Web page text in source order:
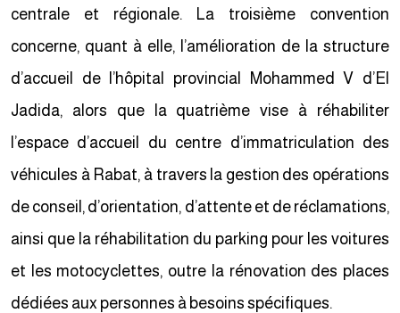
centrale et régionale. La troisième convention
concerne, quant à elle, l’amélioration de la structure
d’accueil de l’hôpital provincial Mohammed V d’El
Jadida, alors que la quatrième vise à réhabiliter
l’espace d’accueil du centre d’immatriculation des
véhicules à Rabat, à travers la gestion des opérations
de conseil, d’orientation, d’attente et de réclamations,
ainsi que la réhabilitation du parking pour les voitures
et les motocyclettes, outre la rénovation des places
dédiées aux personnes à besoins spécifiques.